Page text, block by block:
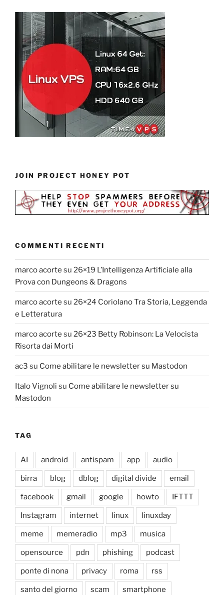
JOIN PROJECT HONEY POT
COMMENTI RECENTI
marco acorte su 26×19 L’Intelligenza Artificiale alla
Prova con Dungeons & Dragons
marco acorte su 26×24 Coriolano Tra Storia, Leggenda
e Letteratura
marco acorte su 26×23 Betty Robinson: La Velocista
Risorta dai Morti
ac3 su Come abilitare le newsletter su Mastodon
Italo Vignoli su Come abilitare le newsletter su
Mastodon
TAG
AI android antispam app audio
birra blog dblog digital divide email
facebook gmail google howto IFTTT
Instagram internet linux linuxday
meme memeradio mp3 musica
opensource pdn phishing podcast
ponte di nona privacy roma rss
santo del giorno scam smartphone